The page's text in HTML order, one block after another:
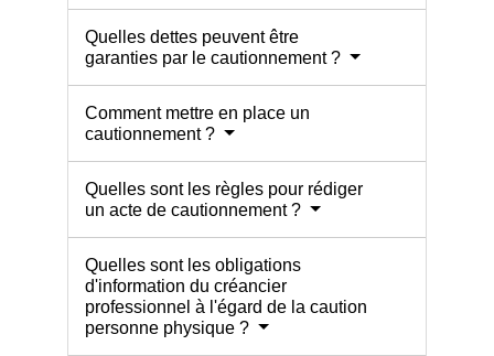
Quelles dettes peuvent être
garanties par le cautionnement ?
Comment mettre en place un
cautionnement ?
Quelles sont les règles pour rédiger
un acte de cautionnement ?
Quelles sont les obligations
d'information du créancier
professionnel à l'égard de la caution
personne physique ?